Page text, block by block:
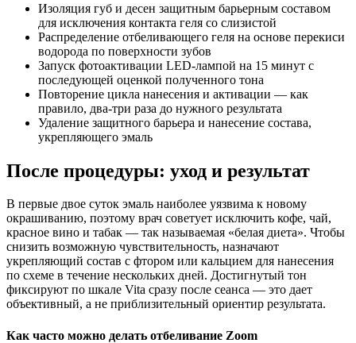
Изоляция губ и десен защитным барьерным составом
для исключения контакта геля со слизистой
Распределение отбеливающего геля на основе перекиси
водорода по поверхности зубов
Запуск фотоактивации LED-лампой на 15 минут с
последующей оценкой полученного тона
Повторение цикла нанесения и активации — как
правило, два-три раза до нужного результата
Удаление защитного барьера и нанесение состава,
укрепляющего эмаль
После процедуры: уход и результат
В первые двое суток эмаль наиболее уязвима к новому
окрашиванию, поэтому врач советует исключить кофе, чай,
красное вино и табак — так называемая «белая диета». Чтобы
снизить возможную чувствительность, назначают
укрепляющий состав с фтором или кальцием для нанесения
по схеме в течение нескольких дней. Достигнутый тон
фиксируют по шкале Vita сразу после сеанса — это дает
объективный, а не приблизительный ориентир результата.
Как часто можно делать отбеливание Zoom